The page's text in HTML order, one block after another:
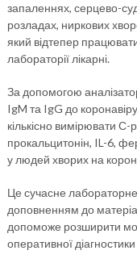
запаленнях, серцево-
розладах, ниркових
який відтепер
лабораторії лікарні.
За допомогою
IgM та IgG до
кількісно вимірювати
прокальцитонін, IL-6,
у людей хворих на
Це сучасне
доповненням до
допоможе розширити
оперативної